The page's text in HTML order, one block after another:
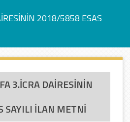
2018/5858 ESAS
3.İCRA DAİRESİNİN
İLAN METNİ